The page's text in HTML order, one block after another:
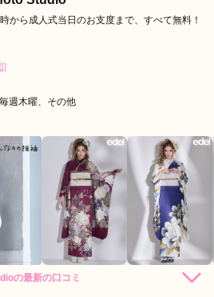
から成人式当日のお支度まで、すべて無料！
]
週木曜、その他
の最新の口コミ